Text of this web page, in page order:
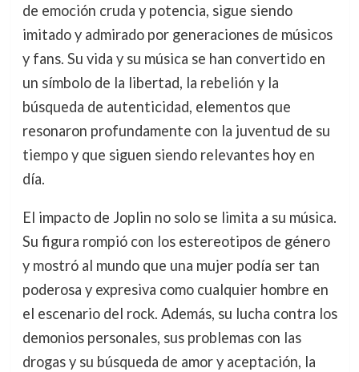
de emoción cruda y potencia, sigue siendo
imitado y admirado por generaciones de músicos
y fans. Su vida y su música se han convertido en
un símbolo de la libertad, la rebelión y la
búsqueda de autenticidad, elementos que
resonaron profundamente con la juventud de su
tiempo y que siguen siendo relevantes hoy en
día.
El impacto de Joplin no solo se limita a su música.
Su figura rompió con los estereotipos de género
y mostró al mundo que una mujer podía ser tan
poderosa y expresiva como cualquier hombre en
el escenario del rock. Además, su lucha contra los
demonios personales, sus problemas con las
drogas y su búsqueda de amor y aceptación, la